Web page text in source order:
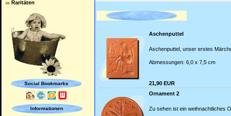
Raritäten
Social Bookmarks
Informationen
Aschenputtel
Aschenputtel, unser erstes
Abmessungen: 6,0 x 7,5 cm
21,90 EUR
Ornament 2
Zu sehen ist ein weihnachtliches